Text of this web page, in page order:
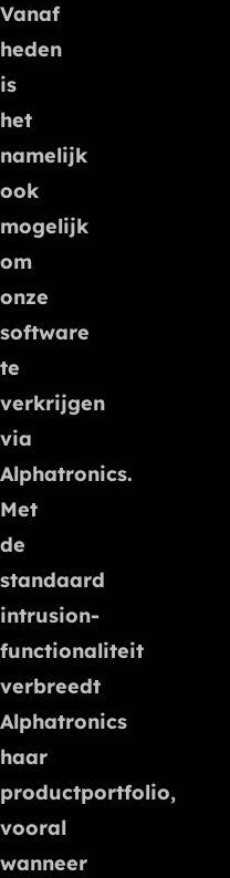
Vanaf
heden
is
het
namelijk
ook
mogelijk
om
onze
software
te
verkrijgen
via
Alphatronics.
Met
de
standaard
intrusion-
functionaliteit
verbreedt
Alphatronics
haar
productportfolio,
vooral
wanneer